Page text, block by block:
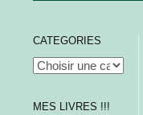
CATEGORIES
MES LIVRES !!!